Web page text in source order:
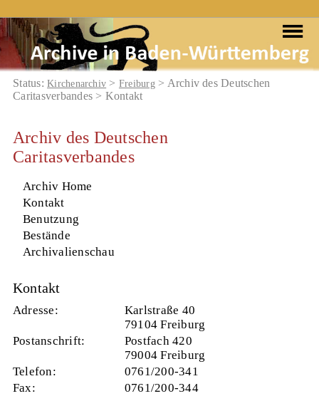
Status:Kirchenarchiv > Freiburg > Archiv des Deutschen
Caritasverbandes > Kontakt
Archiv des Deutschen
Caritasverbandes
Archiv Home
Kontakt
Benutzung
Bestände
Archivalienschau
Kontakt
Adresse:
Karlstraße 40
79104 Freiburg
Postanschrift:
Postfach 420
79004 Freiburg
Telefon:
0761/200-341
Fax:
0761/200-344